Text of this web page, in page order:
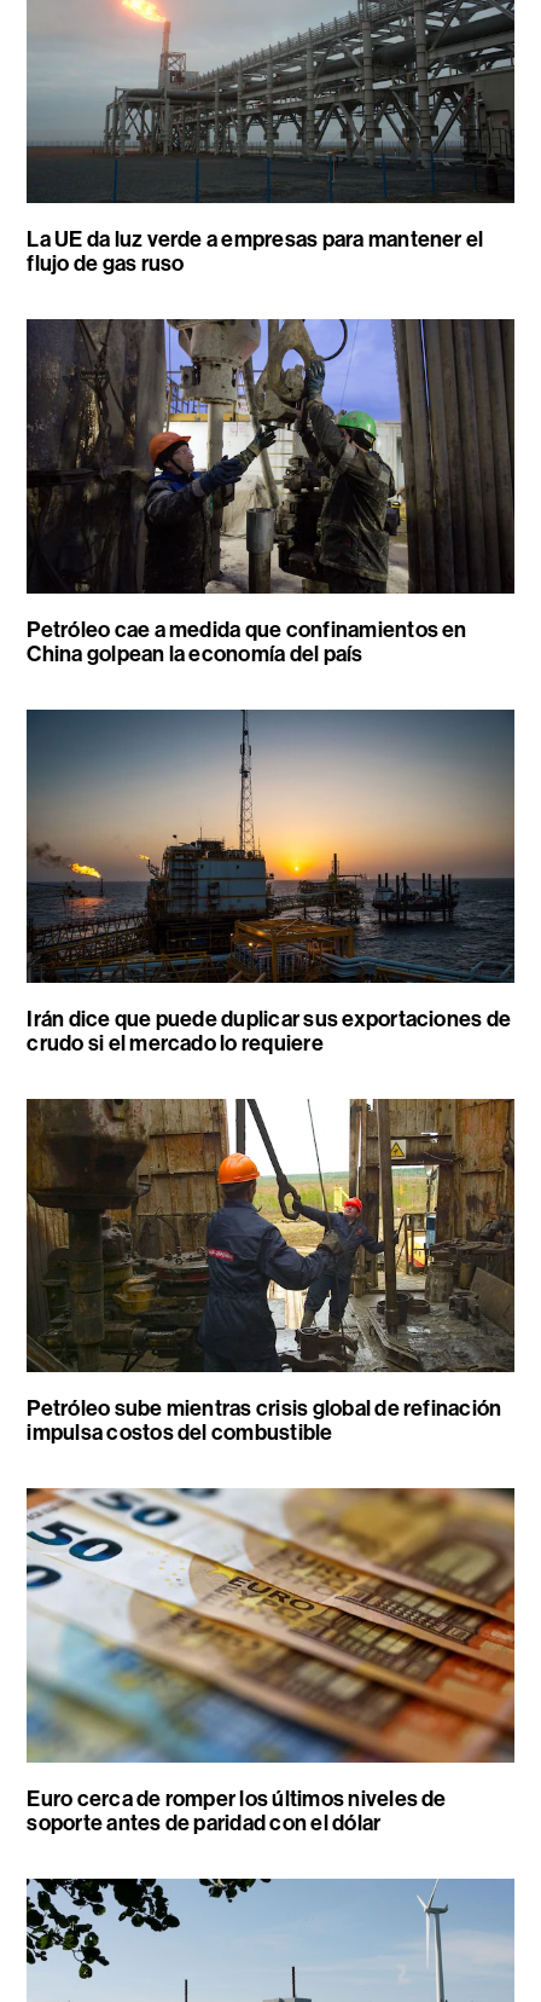
La UE da luz verde a empresas para mantener el
flujo de gas ruso
Petróleo cae a medida que confinamientos en
China golpean la economía del país
Irán dice que puede duplicar sus exportaciones de
crudo si el mercado lo requiere
Petróleo sube mientras crisis global de refinación
impulsa costos del combustible
Euro cerca de romper los últimos niveles de
soporte antes de paridad con el dólar